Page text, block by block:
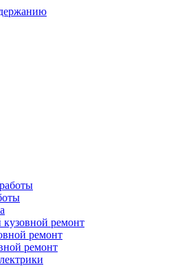
ремонт
ремонт
ремонт